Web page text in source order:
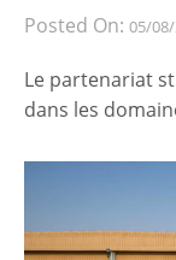
Posted On: 05/
Le partenariat
dans les